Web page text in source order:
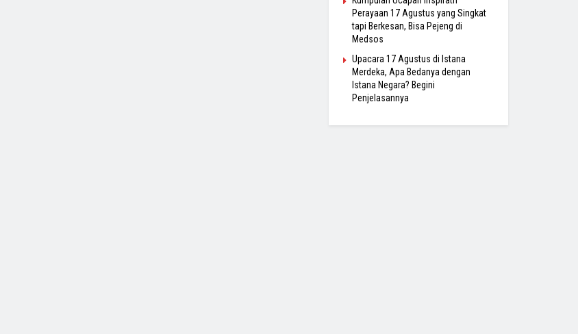
Perayaan 17 Agustus yang Singkat
tapi Berkesan, Bisa Pejeng di
Medsos
Upacara 17 Agustus di Istana
Merdeka, Apa Bedanya dengan
Istana Negara? Begini
Penjelasannya